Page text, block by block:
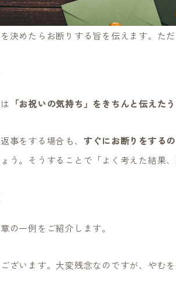
決めたらお断りする旨を伝えます。た
「お祝いの気持ち」をきちんと伝えた
事をする場合も、 すぐにお断りをする
う。そうすることで「よく考えた結果
の一例をご紹介します。
ございます。大変残念なのですが、やむ